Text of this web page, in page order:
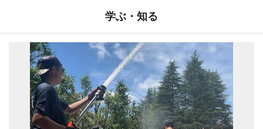
学ぶ・知る